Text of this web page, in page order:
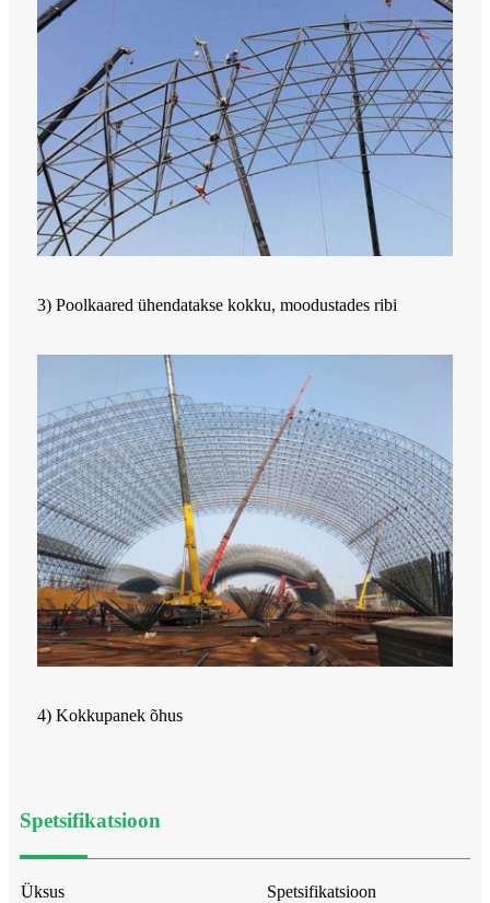
3) Poolkaared ühendatakse kokku, moodustades ribi
4) Kokkupanek õhus
Spetsifikatsioon
Üksus
Spetsifikatsioon